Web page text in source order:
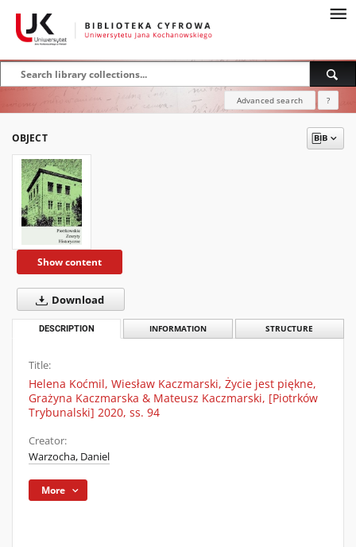
Advanced search ?
OBJECT
Show content
Download
DESCRIPTION INFORMATION STRUCTURE
Title:
Helena Koćmil, Wiesław Kaczmarski, Życie jest piękne,
Grażyna Kaczmarska & Mateusz Kaczmarski, [Piotrków
Trybunalski] 2020, ss. 94
Creator:
Warzocha, Daniel
More